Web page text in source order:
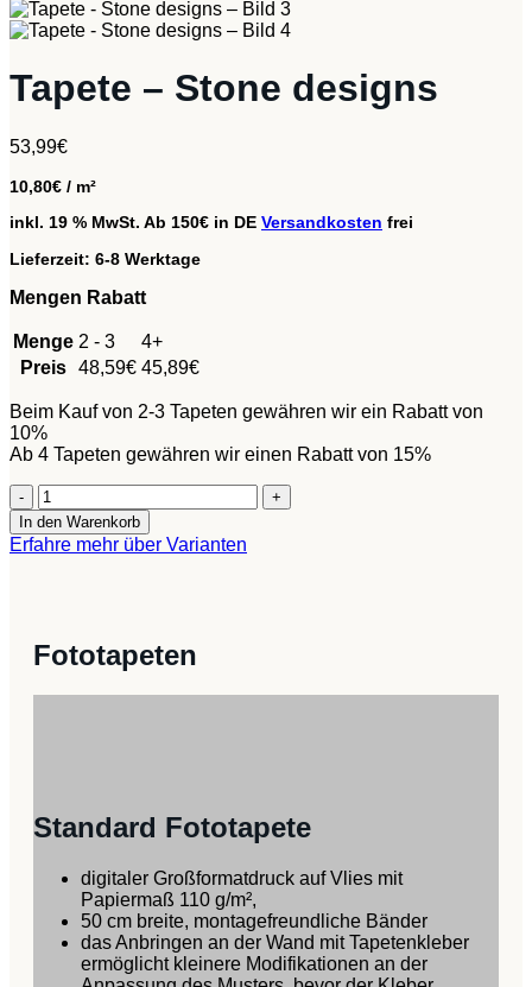
Tapete – Stone designs
53,99€
10,80€ / m²
inkl. 19 % MwSt. Ab 150€ in DE Versandkosten frei
Lieferzeit: 6-8 Werktage
Mengen Rabatt
Menge 2 - 3
4+
Preis 48,59€ 45,89€
Beim Kauf von 2-3 Tapeten gewähren wir ein Rabatt von
10%
Ab 4 Tapeten gewähren wir einen Rabatt von 15%
Tapete
-
Stone
designs
In den Warenkorb
Erfahre mehr über Varianten
Fototapeten
Standard Fototapete
digitaler Großformatdruck auf Vlies mit
Papiermaß 110 g/m²,
50 cm breite, montagefreundliche Bänder
das Anbringen an der Wand mit Tapetenkleber
ermöglicht kleinere Modifikationen an der